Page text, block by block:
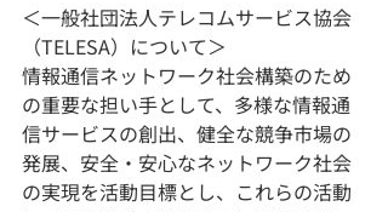
＜一般社団法人テレコムサービス協会
（TELESA）について＞
情報通信ネットワーク社会構築のため
の重要な担い手として、多様な情報通
信サービスの創出、健全な競争市場の
発展、安全・安心なネットワーク社会
の実現を活動目標とし、これらの活動